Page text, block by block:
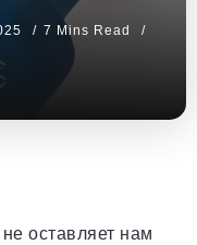
7 Mins Read
оставляет нам